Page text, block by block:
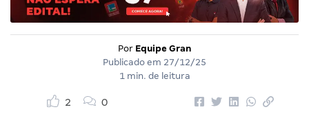
Por Equipe Gran
Publicado em 27/12/25
1 min. de leitura
2 0